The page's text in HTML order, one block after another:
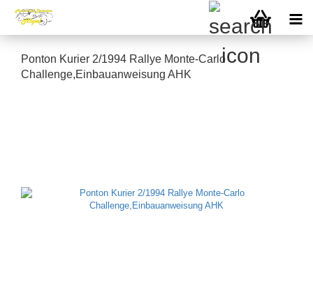
Ponton Kurier 2/1994 Rallye Monte-Carlo
Challenge,Einbauanweisung AHK